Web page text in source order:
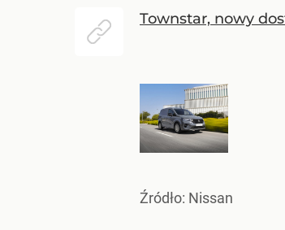
Townstar, nowy
Źródło: Nissan